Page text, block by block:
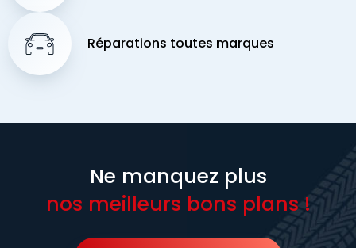
Réparations toutes marques
Ne manquez plus
nos meilleurs bons plans !